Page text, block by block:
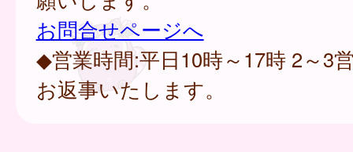
お問合せページへ
◆営業時間:平日10時～17時 2～3
お返事いたします。